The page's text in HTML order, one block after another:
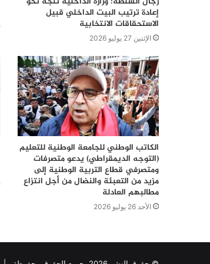
إعادة ترتيب البيت الداخلي قبيل
الاستحقاقات الانتخابية
الإثنين 27 يوليو 2026
الكاتب الوطني للجامعة الوطنية للتعليم
(التوجه الديمقراطي) يدعو متصرفات
ومتصرفي قطاع التربية الوطنية إلى
مزيد من التعبئة والنضال من أجل انتزاع
مطالبهم العادلة
الأحد 26 يوليو 2026